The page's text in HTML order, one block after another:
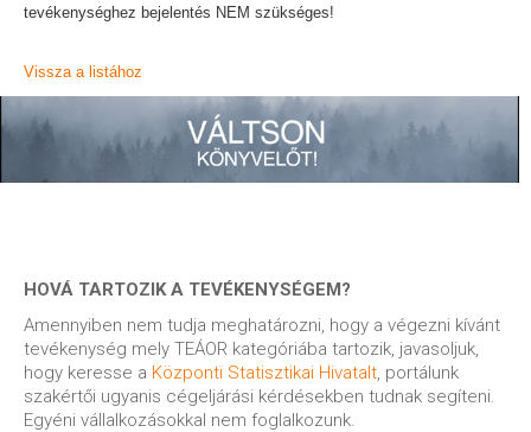
tevékenységhez bejelentés NEM szükséges!
Vissza a listához
HOVÁ TARTOZIK A TEVÉKENYSÉGEM?
Amennyiben nem tudja meghatározni, hogy a végezni kívánt
tevékenység mely TEÁOR kategóriába tartozik, javasoljuk,
hogy keresse a Központi Statisztikai Hivatalt , portálunk
szakértői ugyanis cégeljárási kérdésekben tudnak segíteni.
Egyéni vállalkozásokkal nem foglalkozunk.